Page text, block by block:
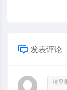
发表评论